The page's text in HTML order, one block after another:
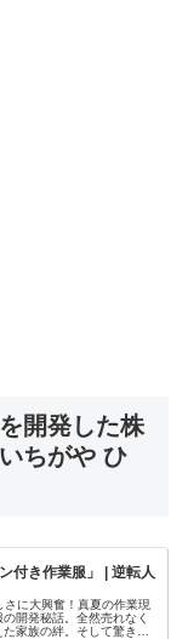
開発した株
ちがや ひ
付き作業服」 | 逆転人
さに大興奮！真夏の作業現
開発秘話。全然売れなく
家族の絆。そして驚きの